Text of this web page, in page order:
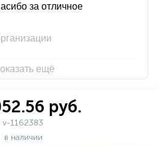
за отличное
ещё
руб.
v-1162383
в наличии